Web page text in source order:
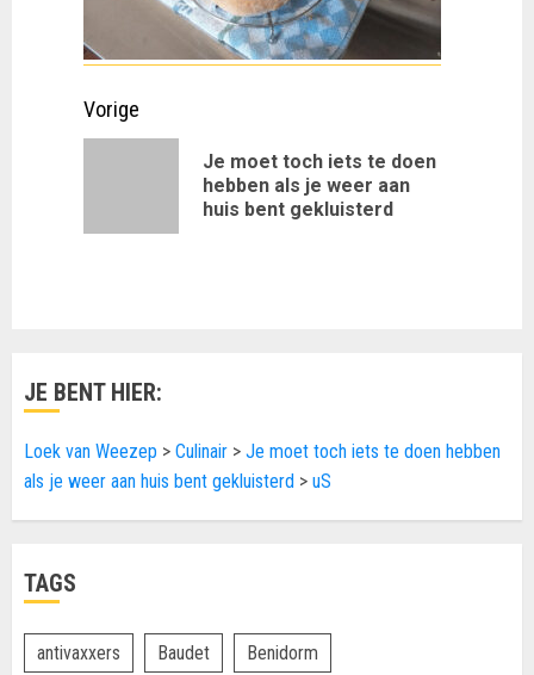
Doorgaan
Vorige
Je moet toch iets te doen
hebben als je weer aan
huis bent gekluisterd
JE BENT HIER:
Loek van Weezep > Culinair > Je moet toch iets te doen hebben
als je weer aan huis bent gekluisterd > uS
TAGS
antivaxxers Baudet Benidorm